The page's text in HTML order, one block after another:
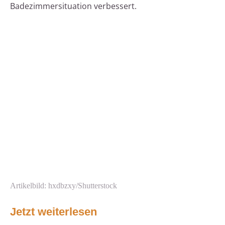
Badezimmersituation verbessert.
Artikelbild: hxdbzxy/Shutterstock
Jetzt weiterlesen